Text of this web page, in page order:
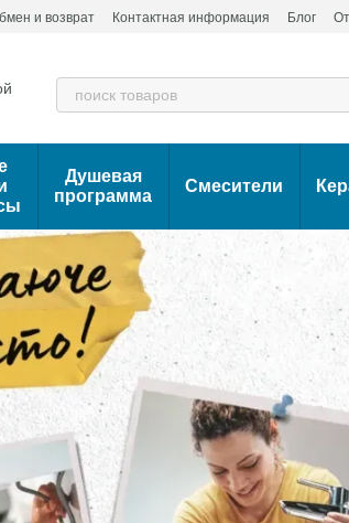
и возврат Контактная информация Блог
Душевая
программа
Смесители